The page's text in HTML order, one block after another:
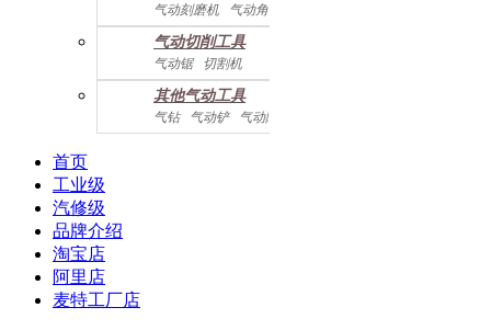
气动刻磨机 气动角磨机
气动切削工具
气动锯 切割机
气动曲线剪
其他气动工具
气钻 气动铲 气动除锈机
气动拉钉机 气动喷漆枪
首页
工业级
汽修级
品牌介绍
淘宝店
阿里店
麦特工厂店